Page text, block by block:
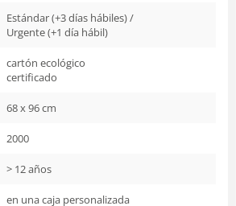
Estándar (+3 días hábiles) /
Urgente (+1 día hábil)
cartón ecológico
certificado
68 x 96 cm
2000
> 12 años
en una caja personalizada